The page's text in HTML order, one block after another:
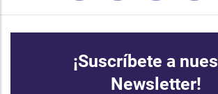
¡Suscríbete a
Newsletter!